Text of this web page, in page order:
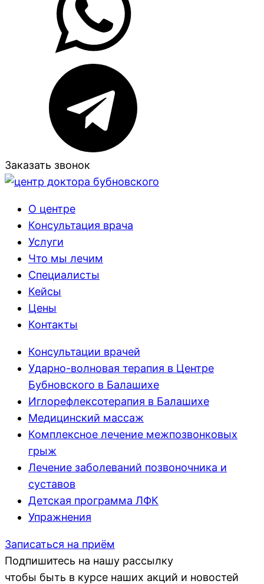
Заказать звонок
О центре
Консультация врача
Услуги
Что мы лечим
Специалисты
Кейсы
Цены
Контакты
Консультации врачей
Ударно-волновая терапия в Центре
Бубновского в Балашихе
Иглорефлексотерапия в Балашихе
Медицинский массаж
Комплексное лечение межпозвонковых
грыж
Лечение заболеваний позвоночника и
суставов
Детская программа ЛФК
Упражнения
Записаться на приём
Подпишитесь на нашу рассылку
чтобы быть в курсе наших акций и новостей